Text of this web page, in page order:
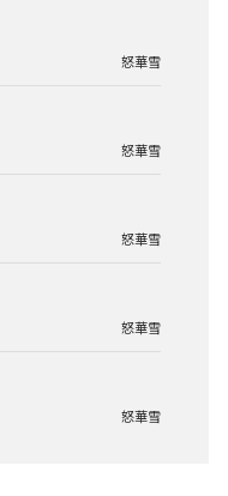
怒華雪
怒華雪
怒華雪
怒華雪
怒華雪